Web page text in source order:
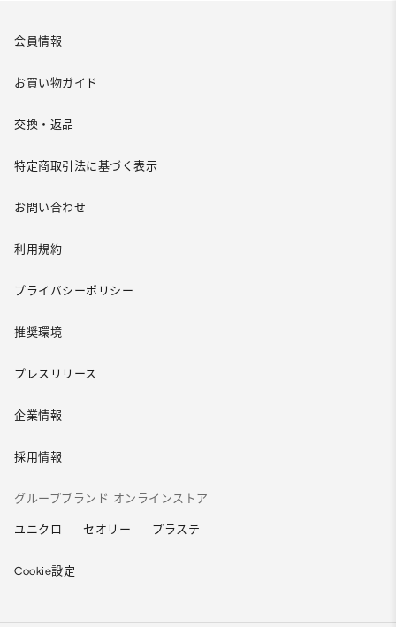
会員情報
お買い物ガイド
交換・返品
特定商取引法に基づく表示
お問い合わせ
利用規約
プライバシーポリシー
推奨環境
プレスリリース
企業情報
採用情報
グループブランド オンラインストア
ユニクロ セオリー プラステ
Cookie設定